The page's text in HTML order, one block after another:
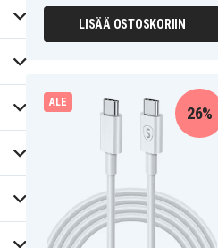
LISÄÄ OSTOSKORIIN
ALE
26%